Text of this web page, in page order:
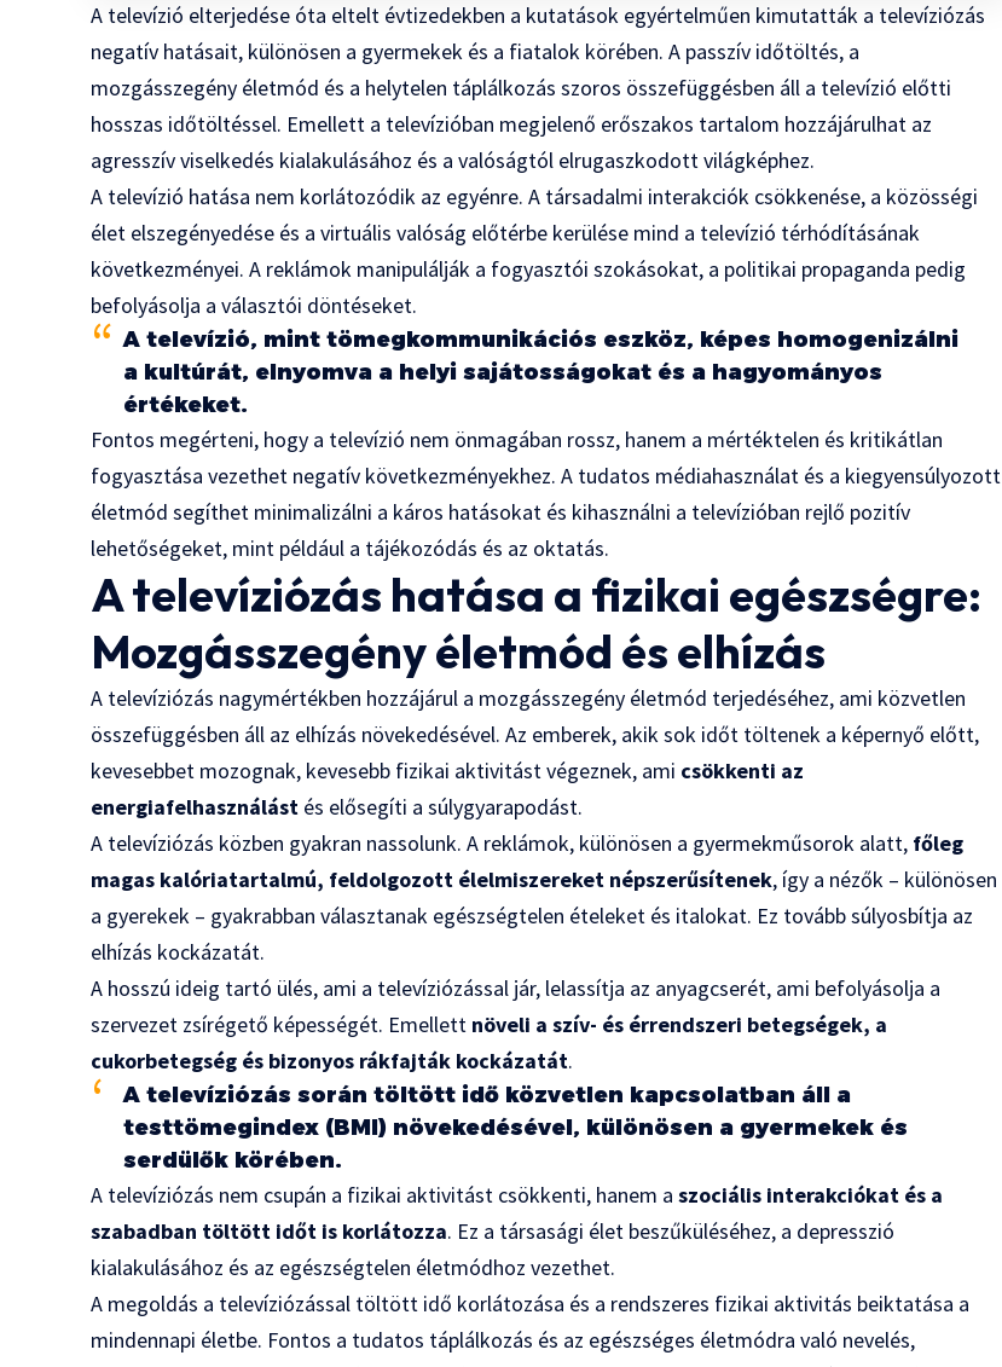
A televízió elterjedése óta eltelt évtizedekben a kutatások egyértelműen kimutatták a televíziózás
negatív hatásait, különösen a gyermekek és a fiatalok körében. A passzív időtöltés, a
mozgásszegény életmód és a helytelen táplálkozás szoros összefüggésben áll a televízió előtti
hosszas időtöltéssel. Emellett a televízióban megjelenő erőszakos tartalom hozzájárulhat az
agresszív viselkedés kialakulásához és a valóságtól elrugaszkodott világképhez.
A televízió hatása nem korlátozódik az egyénre. A társadalmi interakciók csökkenése, a közösségi
élet elszegényedése és a virtuális valóság előtérbe kerülése mind a televízió térhódításának
következményei. A reklámok manipulálják a fogyasztói szokásokat, a politikai propaganda pedig
befolyásolja a választói döntéseket.
A televízió, mint tömegkommunikációs eszköz, képes homogenizálni
a kultúrát, elnyomva a helyi sajátosságokat és a hagyományos
értékeket.
Fontos megérteni, hogy a televízió nem önmagában rossz, hanem a mértéktelen és kritikátlan
fogyasztása vezethet negatív következményekhez. A tudatos médiahasználat és a kiegyensúlyozott
életmód segíthet minimalizálni a káros hatásokat és kihasználni a televízióban rejlő pozitív
lehetőségeket, mint például a tájékozódás és az oktatás.
A televíziózás hatása a fizikai egészségre:
Mozgásszegény életmód és elhízás
A televíziózás nagymértékben hozzájárul a mozgásszegény életmód terjedéséhez, ami közvetlen
összefüggésben áll az elhízás növekedésével. Az emberek, akik sok időt töltenek a képernyő előtt,
kevesebbet mozognak, kevesebb fizikai aktivitást végeznek, ami csökkenti az
energiafelhasználást és elősegíti a súlygyarapodást.
A televíziózás közben gyakran nassolunk. A reklámok, különösen a gyermekműsorok alatt, főleg
magas kalóriatartalmú, feldolgozott élelmiszereket népszerűsítenek, így a nézők – különösen
a gyerekek – gyakrabban választanak egészségtelen ételeket és italokat. Ez tovább súlyosbítja az
elhízás kockázatát.
A hosszú ideig tartó ülés, ami a televíziózással jár, lelassítja az anyagcserét, ami befolyásolja a
szervezet zsírégető képességét. Emellett növeli a szív- és érrendszeri betegségek, a
cukorbetegség és bizonyos rákfajták kockázatát.
A televíziózás során töltött idő közvetlen kapcsolatban áll a
testtömegindex (BMI) növekedésével, különösen a gyermekek és
serdülők körében.
A televíziózás nem csupán a fizikai aktivitást csökkenti, hanem aszociális interakciókat és a
szabadban töltött időt is korlátozza. Ez a társasági élet beszűküléséhez, a depresszió
kialakulásához és az egészségtelen életmódhoz vezethet.
A megoldás a televíziózással töltött idő korlátozása és a rendszeres fizikai aktivitás beiktatása a
mindennapi életbe. Fontos a tudatos táplálkozás és az egészséges életmódra való nevelés,